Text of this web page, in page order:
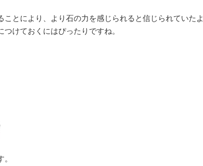
とにより、より石の力を感じられると信じられていた
けておくにはぴったりですね。